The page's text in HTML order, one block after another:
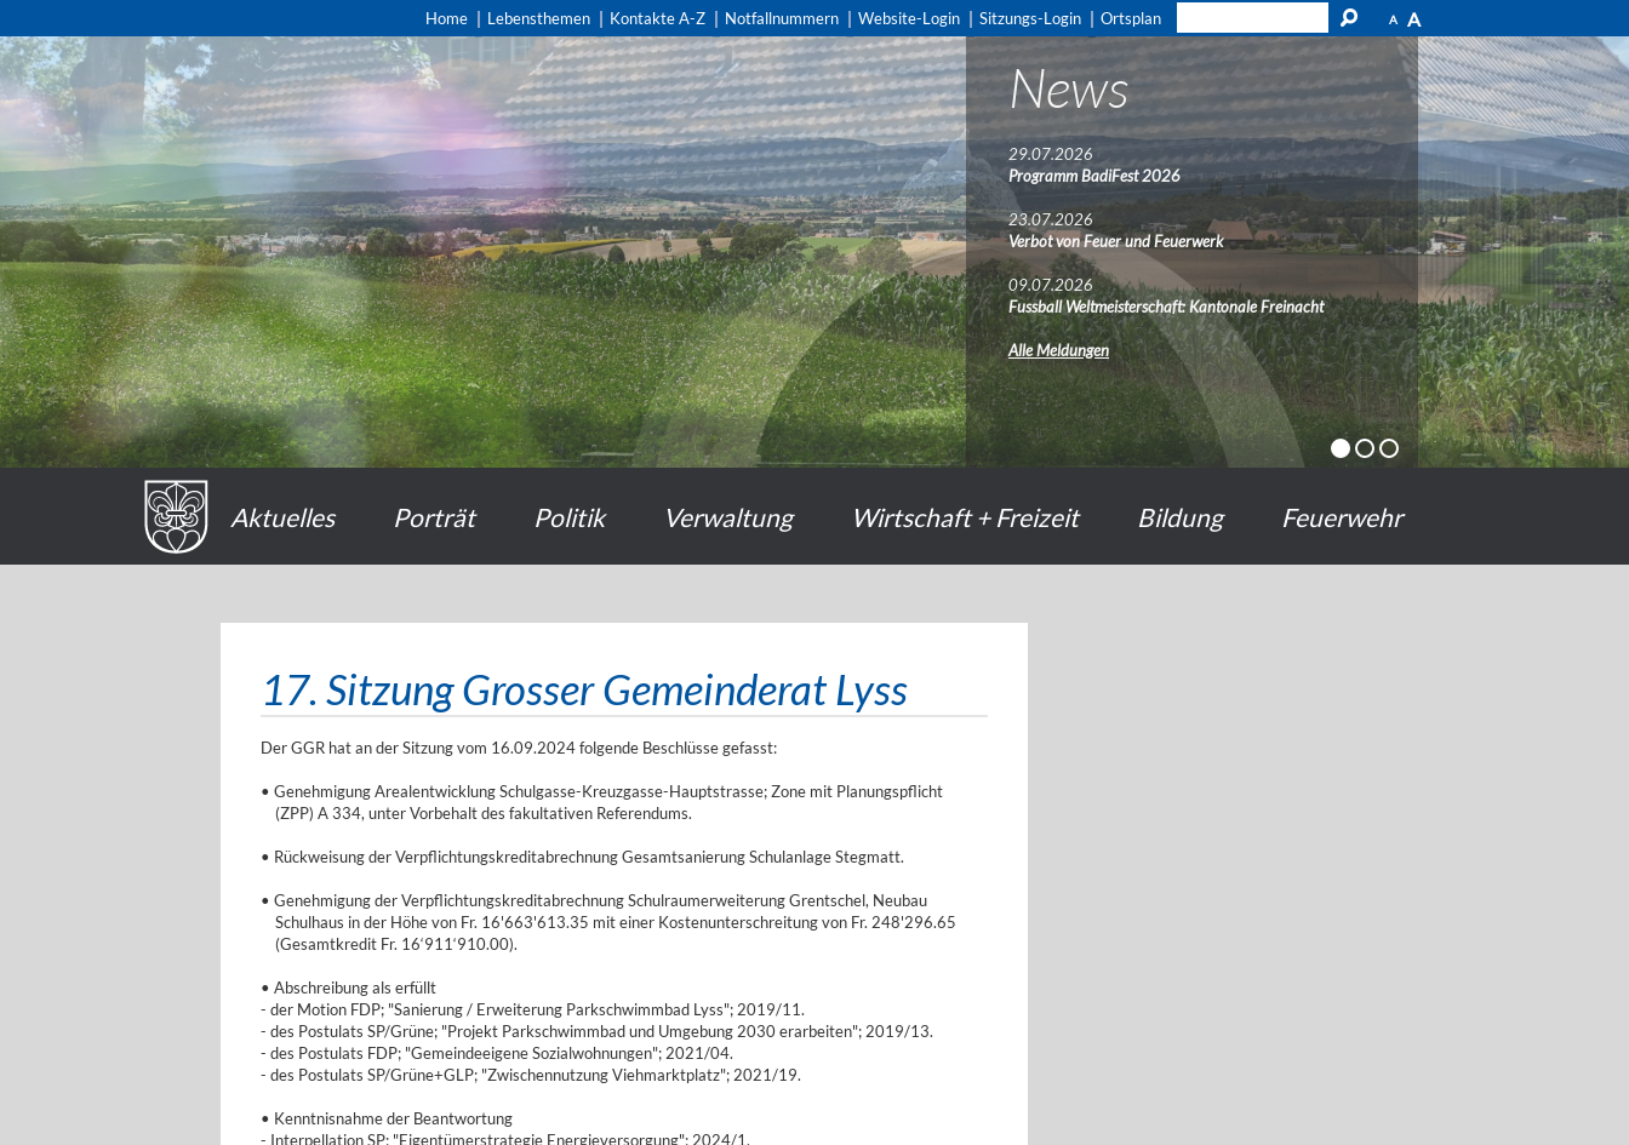
A A
Home Lebensthemen Kontakte A-Z Notfallnummern Website-Login Sitzungs-Login Ortsplan
News
29.07.2026
Programm BadiFest 2026
23.07.2026
Verbot von Feuer und Feuerwerk
09.07.2026
Fussball Weltmeisterschaft: Kantonale Freinacht
Alle Meldungen
Aktuelles Porträt Politik Verwaltung Wirtschaft + Freizeit Bildung Feuerwehr
17. Sitzung Grosser Gemeinderat Lyss
Der GGR hat an der Sitzung vom 16.09.2024 folgende Beschlüsse gefasst:
• Genehmigung Arealentwicklung Schulgasse-Kreuzgasse-Hauptstrasse; Zone mit Planungspflicht
(ZPP) A 334, unter Vorbehalt des fakultativen Referendums.
• Rückweisung der Verpflichtungskreditabrechnung Gesamtsanierung Schulanlage Stegmatt.
• Genehmigung der Verpflichtungskreditabrechnung Schulraumerweiterung Grentschel, Neubau
Schulhaus in der Höhe von Fr. 16'663'613.35 mit einer Kostenunterschreitung von Fr. 248'296.65
(Gesamtkredit Fr. 16‘911‘910.00).
• Abschreibung als erfüllt
- der Motion FDP; "Sanierung / Erweiterung Parkschwimmbad Lyss"; 2019/11.
- des Postulats SP/Grüne; "Projekt Parkschwimmbad und Umgebung 2030 erarbeiten"; 2019/13.
- des Postulats FDP; "Gemeindeeigene Sozialwohnungen"; 2021/04.
- des Postulats SP/Grüne+GLP; "Zwischennutzung Viehmarktplatz"; 2021/19.
• Kenntnisnahme der Beantwortung
- Interpellation SP; "Eigentümerstrategie Energieversorgung"; 2024/1.